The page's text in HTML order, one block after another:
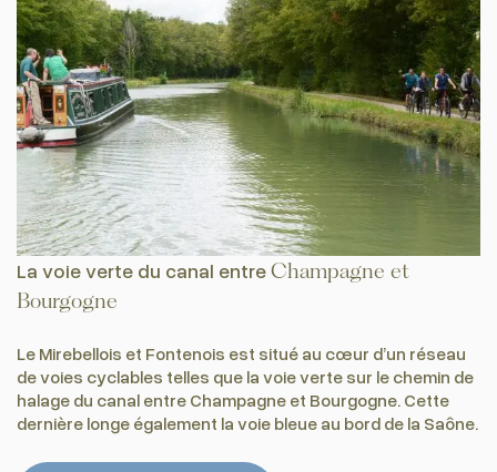
La voie verte du canal entreChampagne et
Bourgogne
Le Mirebellois et Fontenois est situé au cœur d’un réseau
de voies cyclables telles que la voie verte sur le chemin de
halage du canal entre Champagne et Bourgogne. Cette
dernière longe également la voie bleue au bord de la Saône.